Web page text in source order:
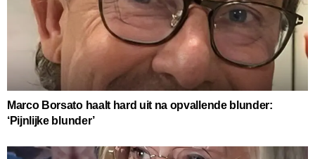
Marco Borsato haalt hard uit na opvallende blunder:
‘Pijnlijke blunder’